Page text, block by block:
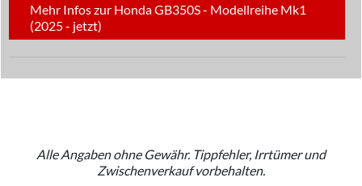
Mehr Infos zur Honda GB350S - Modellreihe Mk1
(2025 - jetzt)
Alle Angaben ohne Gewähr. Tippfehler, Irrtümer und
Zwischenverkauf vorbehalten.